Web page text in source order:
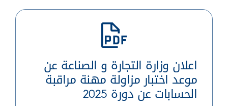
اعلان وزارة التجارة و الصناعة عن
موعد اختبار مزاولة مهنة مراقبة
الحسابات عن دورة 2025